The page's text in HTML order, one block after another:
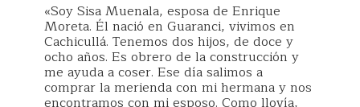
«Soy Sisa Muenala, esposa de Enrique
Moreta. Él nació en Guaranci, vivimos en
Cachicullá. Tenemos dos hijos, de doce y
ocho años. Es obrero de la construcción y
me ayuda a coser. Ese día salimos a
comprar la merienda con mi hermana y nos